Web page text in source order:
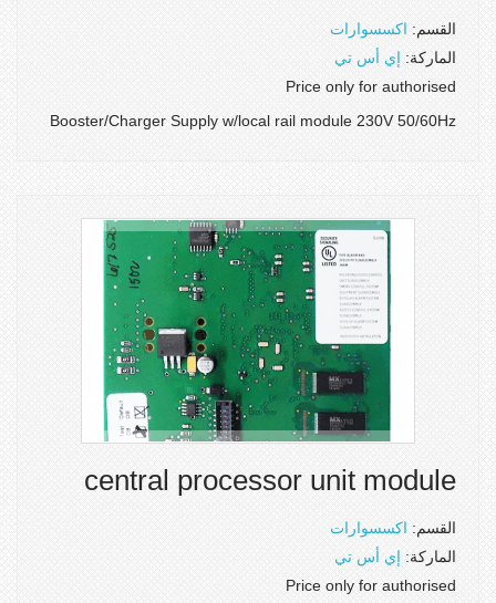
القسم: اكسسوارات
الماركة: إي أس تي
Price only for authorised
Booster/Charger Supply w/local rail module 230V 50/60Hz
central processor unit module
القسم: اكسسوارات
الماركة: إي أس تي
Price only for authorised